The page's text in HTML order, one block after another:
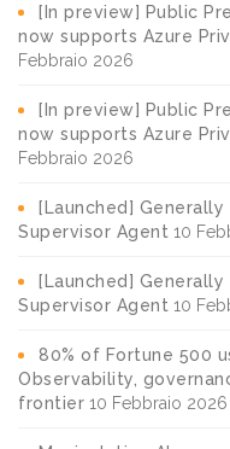
[In preview] Public
now supports Azure
Febbraio 2026
[In preview] Public
now supports Azure
Febbraio 2026
[Launched]
Supervisor Agent 10
[Launched]
Supervisor Agent 10
80% of Fortune 500
Observability,
frontier 10 Febbraio 2026